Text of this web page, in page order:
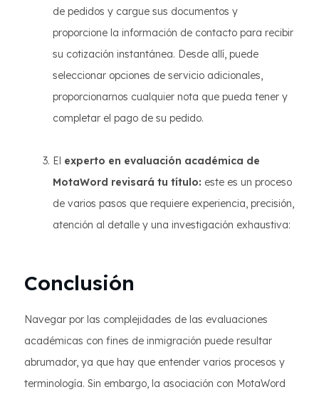
de pedidos y cargue sus documentos y
proporcione la información de contacto para recibir
su cotización instantánea. Desde allí, puede
seleccionar opciones de servicio adicionales,
proporcionarnos cualquier nota que pueda tener y
completar el pago de su pedido.
El experto en evaluación académica de
MotaWord revisará tu título: este es un proceso
de varios pasos que requiere experiencia, precisión,
atención al detalle y una investigación exhaustiva:
Conclusión
Navegar por las complejidades de las evaluaciones
académicas con fines de inmigración puede resultar
abrumador, ya que hay que entender varios procesos y
terminología. Sin embargo, la asociación con MotaWord